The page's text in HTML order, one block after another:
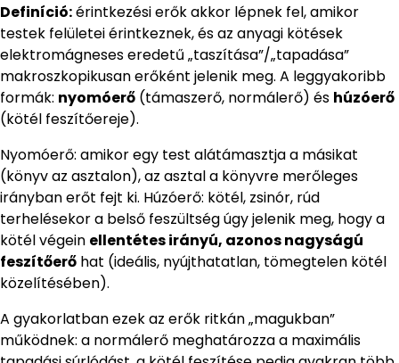
Definíció:érintkezési erők akkor lépnek fel, amikor
testek felületei érintkeznek, és az anyagi kötések
elektromágneses eredetű „taszítása”/„tapadása”
makroszkopikusan erőként jelenik meg. A leggyakoribb
formák: nyomóerő (támaszerő, normálerő) és húzóerő
(kötél feszítőereje).
Nyomóerő: amikor egy test alátámasztja a másikat
(könyv az asztalon), az asztal a könyvre merőleges
irányban erőt fejt ki. Húzóerő: kötél, zsinór, rúd
terhelésekor a belső feszültség úgy jelenik meg, hogy a
kötél végein ellentétes irányú, azonos nagyságú
feszítőerő hat (ideális, nyújthatatlan, tömegtelen kötél
közelítésében).
A gyakorlatban ezek az erők ritkán „magukban”
működnek: a normálerő meghatározza a maximális